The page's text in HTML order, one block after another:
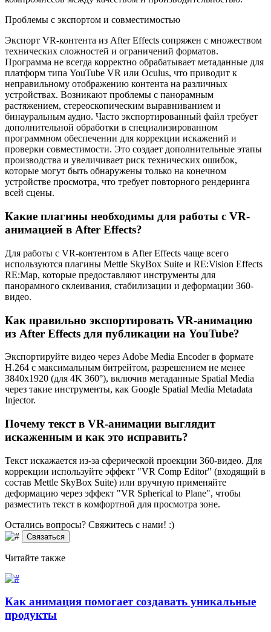
Проблемы с экспортом и совместимостью
Экспорт VR-контента из After Effects сопряжен с множеством
технических сложностей и ограничений форматов.
Программа не всегда корректно обрабатывает метаданные для
платформ типа YouTube VR или Oculus, что приводит к
неправильному отображению контента на различных
устройствах. Возникают проблемы с панорамным
растяжением, стереоскопическим выравниванием и
бинауральным аудио. Часто экспортированный файл требует
дополнительной обработки в специализированном
программном обеспечении для коррекции искажений и
проверки совместимости. Это создает дополнительные этапы
производства и увеличивает риск технических ошибок,
которые могут быть обнаружены только на конечном
устройстве просмотра, что требует повторного рендеринга
всей сцены.
Какие плагины необходимы для работы с VR-
анимацией в After Effects?
Для работы с VR-контентом в After Effects чаще всего
используются плагины Mettle SkyBox Suite и RE:Vision Effects
RE:Map, которые предоставляют инструменты для
панорамного склеивания, стабилизации и деформации 360-
видео.
Как правильно экспортировать VR-анимацию
из After Effects для публикации на YouTube?
Экспортируйте видео через Adobe Media Encoder в формате
H.264 с максимальным битрейтом, разрешением не менее
3840x1920 (для 4K 360°), включив метаданные Spatial Media
через такие инструменты, как Google Spatial Media Metadata
Injector.
Почему текст в VR-анимации выглядит
искаженным и как это исправить?
Текст искажается из-за сферической проекции 360-видео. Для
коррекции используйте эффект "VR Comp Editor" (входящий в
состав Mettle SkyBox Suite) или вручную применяйте
деформацию через эффект "VR Spherical to Plane", чтобы
разместить текст в комфортной для просмотра зоне.
Остались вопросы? Свяжитесь с нами! :)
Связаться
Читайте также
Как анимация помогает создавать уникальные
продукты